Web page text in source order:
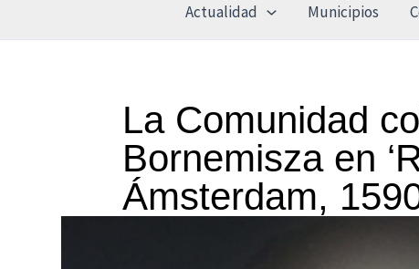
Actualidad Municipios
La Comunidad
Bornemisza en
Ámsterdam,